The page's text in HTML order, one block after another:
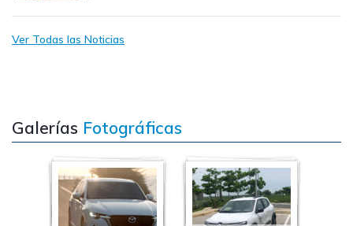
Ver Todas las Noticias
Galerías Fotográficas